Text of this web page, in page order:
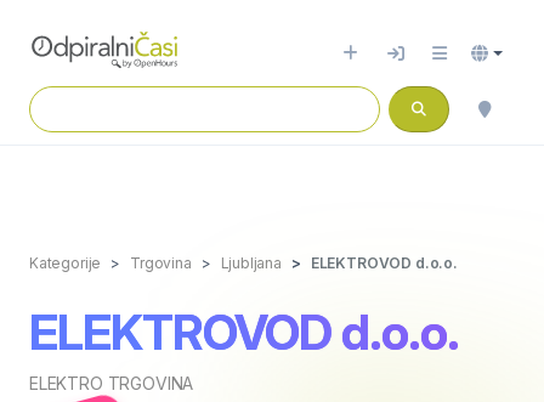
Kategorije Trgovina Ljubljana ELEKTROVOD d.o.o.
ELEKTROVOD d.o.o.
ELEKTRO TRGOVINA